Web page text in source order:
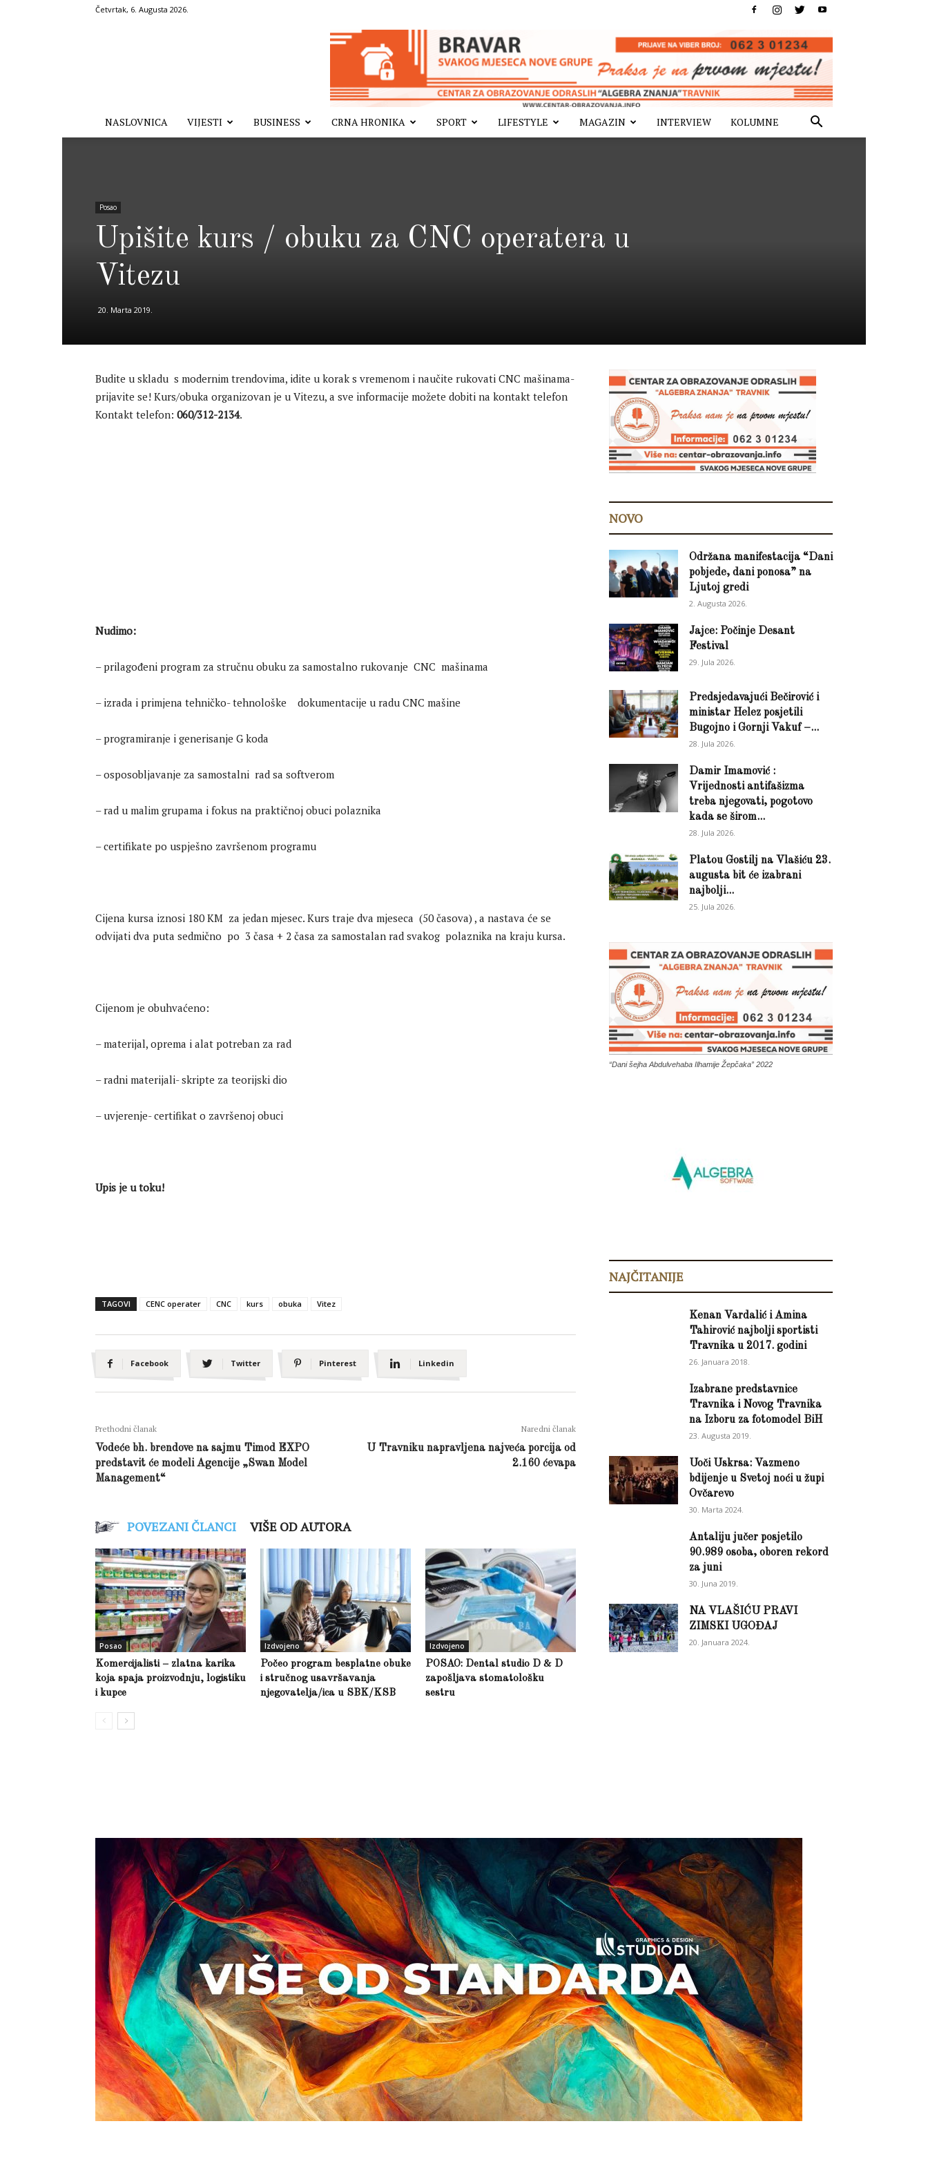
Četvrtak, 6. Augusta 2026.
NASLOVNICA VIJESTI BUSINESS CRNA HRONIKA SPORT LIFESTYLE MAGAZIN INTERVIEW KOLUMNE
Posao
Upišite kurs / obuku za CNC operatera u
Vitezu
20. Marta 2019.
Budite u skladu s modernim trendovima, idite u korak s vremenom i naučite rukovati CNC mašinama-
prijavite se! Kurs/obuka organizovan je u Vitezu, a sve informacije možete dobiti na kontakt telefon
Kontakt telefon: 060/312-2134.
Nudimo:
– prilagođeni program za stručnu obuku za samostalno rukovanje CNC mašinama
– izrada i primjena tehničko- tehnološke dokumentacije u radu CNC mašine
– programiranje i generisanje G koda
– osposobljavanje za samostalni rad sa softverom
– rad u malim grupama i fokus na praktičnoj obuci polaznika
– certifikate po uspješno završenom programu
Cijena kursa iznosi 180 KM za jedan mjesec. Kurs traje dva mjeseca (50 časova) , a nastava će se
odvijati dva puta sedmično po 3 časa + 2 časa za samostalan rad svakog polaznika na kraju kursa.
Cijenom je obuhvaćeno:
– materijal, oprema i alat potreban za rad
– radni materijali- skripte za teorijski dio
– uvjerenje- certifikat o završenoj obuci
Upis je u toku!
TAGOVI CENC operater CNC kurs obuka Vitez
Facebook Twitter Pinterest Linkedin
Prethodni članak
Vodeće bh. brendove na sajmu Timod EXPO
predstavit će modeli Agencije „Swan Model
Management“
Naredni članak
U Travniku napravljena najveća porcija od
2.160 ćevapa
POVEZANI ČLANCI VIŠE OD AUTORA
Posao
Komercijalisti – zlatna karika
koja spaja proizvodnju, logistiku
i kupce
Izdvojeno
Počeo program besplatne obuke
i stručnog usavršavanja
njegovatelja/ica u SBK/KSB
Izdvojeno
POSAO: Dental studio D & D
zapošljava stomatološku
sestru
NOVO
Održana manifestacija “Dani
pobjede, dani ponosa” na
Ljutoj gredi
2. Augusta 2026.
Jajce: Počinje Desant
Festival
29. Jula 2026.
Predsjedavajući Bečirović i
ministar Helez posjetili
Bugojno i Gornji Vakuf –...
28. Jula 2026.
Damir Imamović :
Vrijednosti antifašizma
treba njegovati, pogotovo
kada se širom...
28. Jula 2026.
Platou Gostilj na Vlašiću 23.
augusta bit će izabrani
najbolji...
25. Jula 2026.
“Dani šejha Abdulvehaba Ilhamije Žepčaka” 2022
NAJČITANIJE
Kenan Vardalić i Amina
Tahirović najbolji sportisti
Travnika u 2017. godini
26. Januara 2018.
Izabrane predstavnice
Travnika i Novog Travnika
na Izboru za fotomodel BiH
23. Augusta 2019.
Uoči Uskrsa: Vazmeno
bdijenje u Svetoj noći u župi
Ovčarevo
30. Marta 2024.
Antaliju jučer posjetilo
90.989 osoba, oboren rekord
za juni
30. Juna 2019.
NA VLAŠIĆU PRAVI
ZIMSKI UGOĐAJ
20. Januara 2024.